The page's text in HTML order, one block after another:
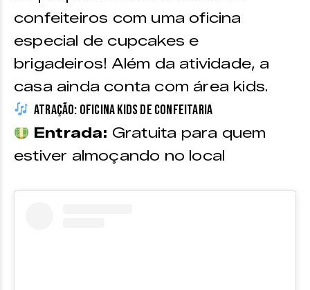
confeiteiros com uma oficina
especial de cupcakes e
brigadeiros! Além da atividade, a
casa ainda conta com área kids.
Atração: Oficina Kids de Confeitaria
Entrada: Gratuita para quem
estiver almoçando no local